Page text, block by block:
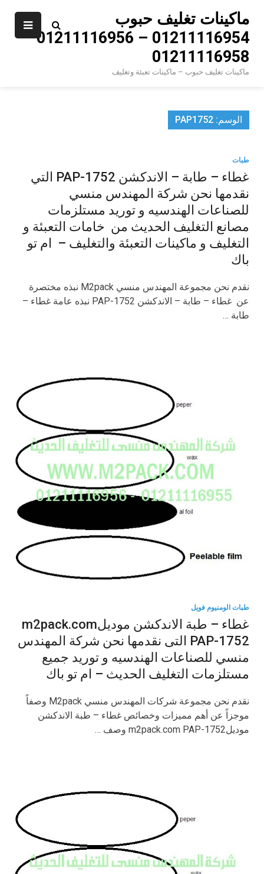
content
ماكينات تغليف حبوب
01211116954 – 01211116956 –
01211116958
ماكينات تغليف حبوب – ماكينات تعبئة وتغليف
الوسم: PAP1752
طبات
غطاء – طابة – الاندكشن PAP-1752 التي
نقدمها نحن شركة المهندس منسي
للصناعات الهندسيه و توريد مستلزمات
مصانع التغليف الحديث من خامات التعبئة و
التغليف و ماكينات التعبئة والتغليف – ام تو
باك
نقدم نحن مجموعة المهندس منسي M2pack نبذه مختصرة
عن غطاء – طابة – الاندكشن PAP-1752 نبذه عامة غطاء –
طابة …
طبات الومنيوم فويل
غطاء – طبة الاندكشن موديلm2pack.com
PAP-1752 التى نقدمها نحن شركة المهندس
منسي للصناعات الهندسيه و توريد جميع
مستلزمات التغليف الحديث – ام تو باك
نقدم نحن مجموعة شركات المهندس منسي M2pack وصفاً
موجزاً عن أهم مميزات وخصائص غطاء – طبة الاندكشن
موديلm2pack.com PAP-1752 وصف …